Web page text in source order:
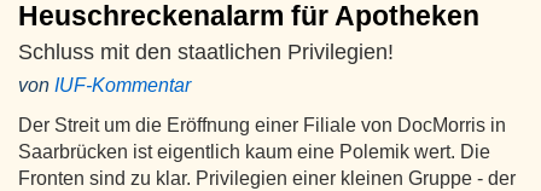
Heuschreckenalarm für Apotheken
Schluss mit den staatlichen Privilegien!
von IUF-Kommentar
Der Streit um die Eröffnung einer Filiale von DocMorris in
Saarbrücken ist eigentlich kaum eine Polemik wert. Die
Fronten sind zu klar. Privilegien einer kleinen Gruppe - der